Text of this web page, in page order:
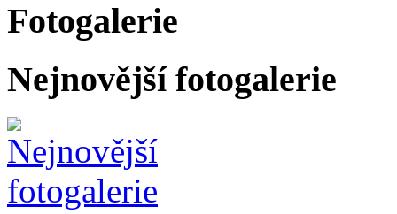
Fotogalerie
Nejnovější fotogalerie